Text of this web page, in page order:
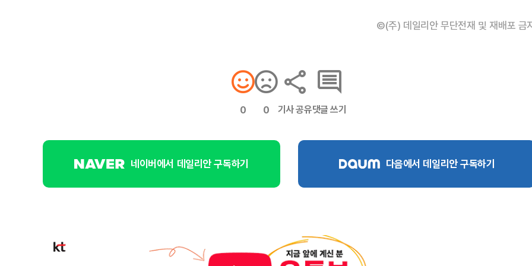
©(주) 데일리안 무단전재 및 재배포 금
0 0 기사 공유댓글 쓰기
네이버에서 데일리안 구독하기 다음에서 데일리안 구독하기